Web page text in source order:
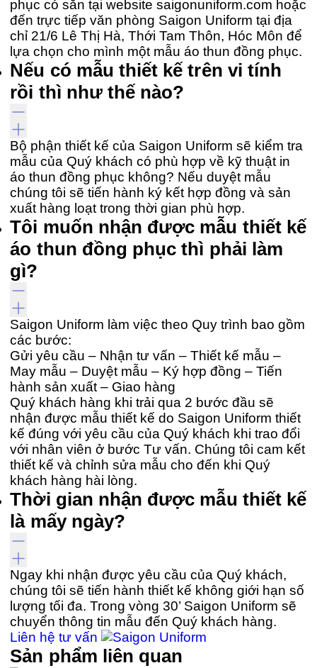
phục có sẵn tại website saigonuniform.com hoặc
đến trực tiếp văn phòng Saigon Uniform tại địa
chỉ 21/6 Lê Thị Hà, Thới Tam Thôn, Hóc Môn để
lựa chọn cho mình một mẫu áo thun đồng phục.
Nếu có mẫu thiết kế trên vi tính
rồi thì như thế nào?
Bộ phận thiết kế của Saigon Uniform sẽ kiểm tra
mẫu của Quý khách có phù hợp về kỹ thuật in
áo thun đồng phục không? Nếu duyệt mẫu
chúng tôi sẽ tiến hành ký kết hợp đồng và sản
xuất hàng loạt trong thời gian phù hợp.
Tôi muốn nhận được mẫu thiết kế
áo thun đồng phục thì phải làm
gì?
Saigon Uniform làm việc theo Quy trình bao gồm
các bước:
Gửi yêu cầu – Nhận tư vấn – Thiết kế mẫu –
May mẫu – Duyệt mẫu – Ký hợp đồng – Tiến
hành sản xuất – Giao hàng
Quý khách hàng khi trải qua 2 bước đầu sẽ
nhận được mẫu thiết kế do Saigon Uniform thiết
kế đúng với yêu cầu của Quý khách khi trao đổi
với nhân viên ở bước Tư vấn. Chúng tôi cam kết
thiết kế và chỉnh sửa mẫu cho đến khi Quý
khách hàng hài lòng.
Thời gian nhận được mẫu thiết kế
là mấy ngày?
Ngay khi nhận được yêu cầu của Quý khách,
chúng tôi sẽ tiến hành thiết kế không giới hạn số
lượng tối đa. Trong vòng 30’ Saigon Uniform sẽ
chuyển thông tin mẫu đến Quý khách hàng.
Liên hệ tư vấn
Sản phẩm liên quan